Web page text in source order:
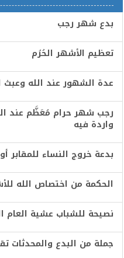
بدع شهر رجب
تعظيم الأشهر الحُرُم
عدة الشهور عند الله وعبث
رجب شهر حرام مُعَظَّم عند
واردة فيه
بدعة خروج النساء
الحكمة من اختصاص الله
نصيحة للشباب عشية العام
جملة من البدع